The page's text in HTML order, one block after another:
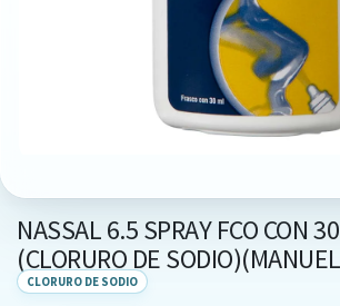
NASSAL 6.5 SPRAY FCO CON
(CLORURO DE
CLORURO DE SODIO